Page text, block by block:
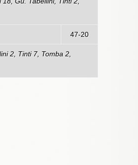
Trento 47-20
2, Tinti 7, Tomba 2,